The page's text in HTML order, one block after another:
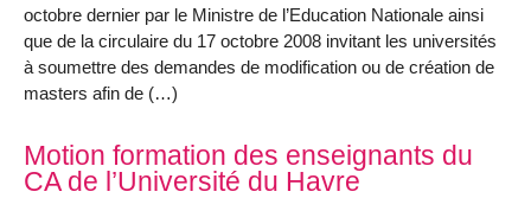
octobre dernier par le Ministre de l’Education Nationale ainsi
que de la circulaire du 17 octobre 2008 invitant les universités
à soumettre des demandes de modification ou de création de
masters afin de (…)
Motion formation des enseignants du
CA de l’Université du Havre